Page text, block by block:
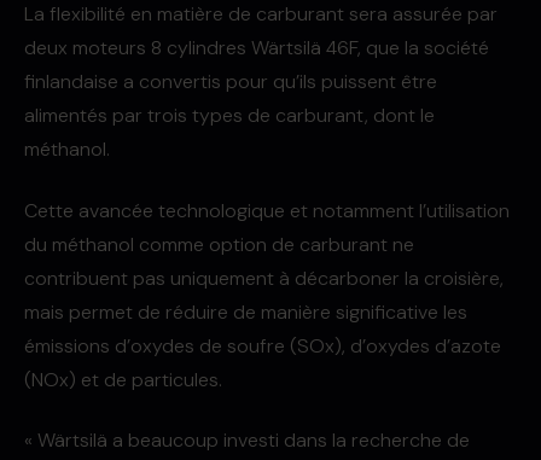
La flexibilité en matière de carburant sera assurée par
deux moteurs 8 cylindres Wärtsilä 46F, que la société
finlandaise a convertis pour qu’ils puissent être
alimentés par trois types de carburant, dont le
méthanol.
Cette avancée technologique et notamment l’utilisation
du méthanol comme option de carburant ne
contribuent pas uniquement à décarboner la croisière,
mais permet de réduire de manière significative les
émissions d’oxydes de soufre (SOx), d’oxydes d’azote
(NOx) et de particules.
« Wärtsilä a beaucoup investi dans la recherche de